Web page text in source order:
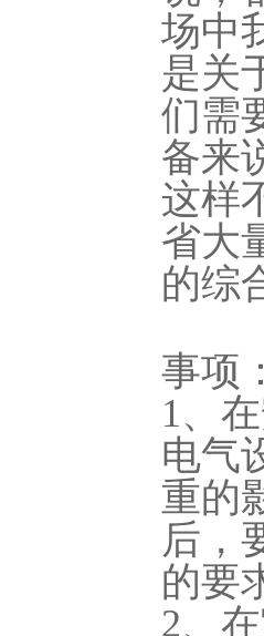
场中
是关
们需
备来
这样
省大
的综
事项
1、
电气
重的
后，
的要
2、